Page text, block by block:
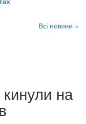
Всі новини »
кинули на